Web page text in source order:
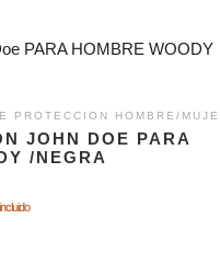
PROTECCION HOMBRE/
JOHN DOE PARA
/NEGRA